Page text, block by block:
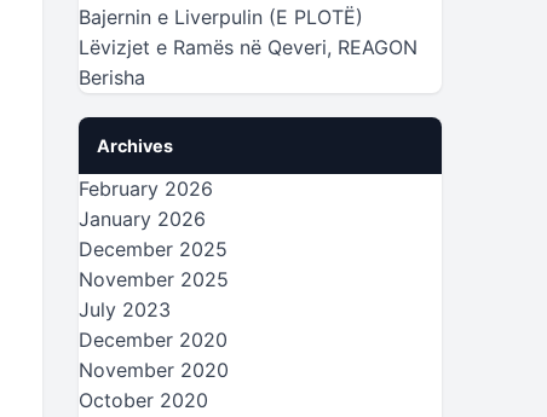
Bajernin e Liverpulin (E PLOTË)
Lëvizjet e Ramës në Qeveri, REAGON
Berisha
Archives
February 2026
January 2026
December 2025
November 2025
July 2023
December 2020
November 2020
October 2020